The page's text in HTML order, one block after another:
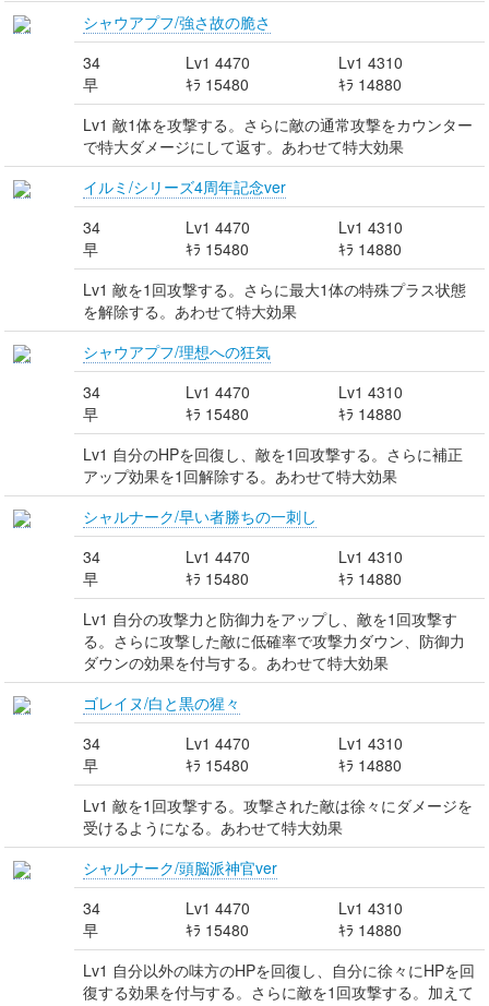
シャウアプフ/強さ故の脆さ
34
早
Lv1 4470
ｷﾗ 15480
Lv1 4310
ｷﾗ 14880
Lv1 敵1体を攻撃する。さらに敵の通常攻撃をカウンター
で特大ダメージにして返す。あわせて特大効果
イルミ/シリーズ4周年記念ver
34
早
Lv1 4470
ｷﾗ 15480
Lv1 4310
ｷﾗ 14880
Lv1 敵を1回攻撃する。さらに最大1体の特殊プラス状態
を解除する。あわせて特大効果
シャウアプフ/理想への狂気
34
早
Lv1 4470
ｷﾗ 15480
Lv1 4310
ｷﾗ 14880
Lv1 自分のHPを回復し、敵を1回攻撃する。さらに補正
アップ効果を1回解除する。あわせて特大効果
シャルナーク/早い者勝ちの一刺し
34
早
Lv1 4470
ｷﾗ 15480
Lv1 4310
ｷﾗ 14880
Lv1 自分の攻撃力と防御力をアップし、敵を1回攻撃す
る。さらに攻撃した敵に低確率で攻撃力ダウン、防御力
ダウンの効果を付与する。あわせて特大効果
ゴレイヌ/白と黒の猩々
34
早
Lv1 4470
ｷﾗ 15480
Lv1 4310
ｷﾗ 14880
Lv1 敵を1回攻撃する。攻撃された敵は徐々にダメージを
受けるようになる。あわせて特大効果
シャルナーク/頭脳派神官ver
34
早
Lv1 4470
ｷﾗ 15480
Lv1 4310
ｷﾗ 14880
Lv1 自分以外の味方のHPを回復し、自分に徐々にHPを回
復する効果を付与する。さらに敵を1回攻撃する。加えて